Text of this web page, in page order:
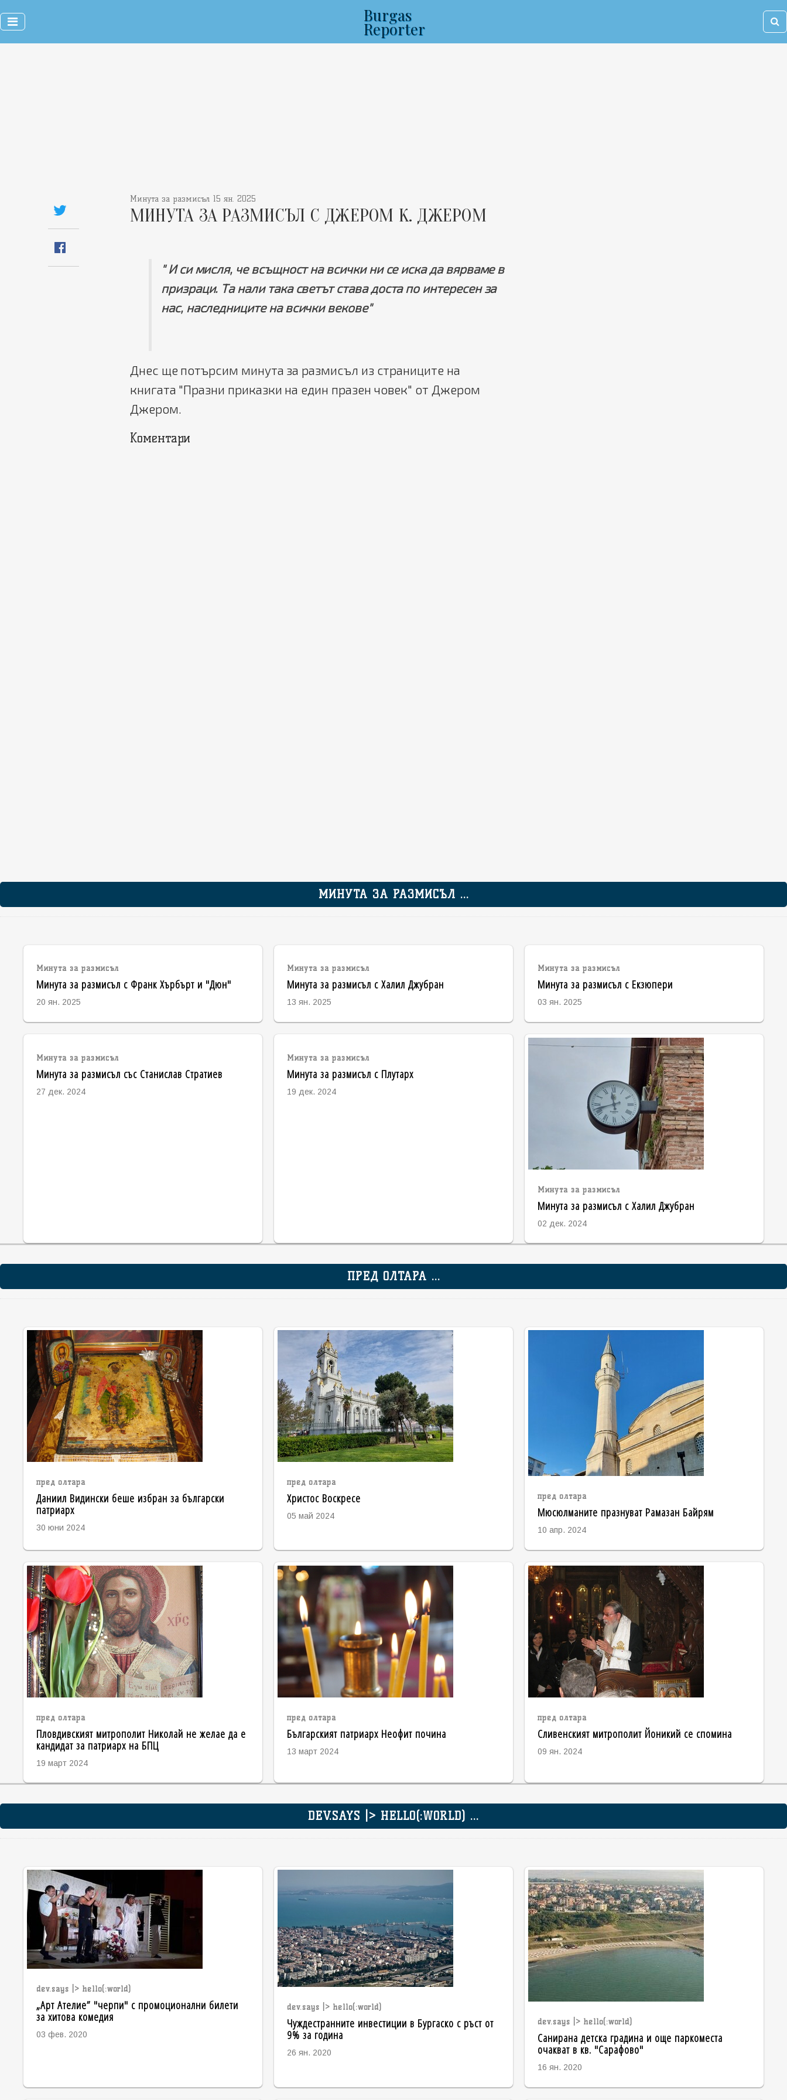
Burgas
Reporter
Минута за размисъл 15 ян. 2025
МИНУТА ЗА РАЗМИСЪЛ С ДЖЕРОМ К. ДЖЕРОМ
" И си мисля, че всъщност на всички ни се иска да вярваме в
призраци. Та нали така светът става доста по интересен за
нас, наследниците на всички векове"
Днес ще потърсим минута за размисъл из страниците на
книгата "Празни приказки на един празен човек" от Джером
Джером.
Коментари
МИНУТА ЗА РАЗМИСЪЛ ...
Минута за размисъл
Минута за размисъл с Франк Хърбърт и "Дюн"
20 ян. 2025
Минута за размисъл
Минута за размисъл с Халил Джубран
13 ян. 2025
Минута за размисъл
Минута за размисъл с Екзюпери
03 ян. 2025
Минута за размисъл
Минута за размисъл със Станислав Стратиев
27 дек. 2024
Минута за размисъл
Минута за размисъл с Плутарх
19 дек. 2024
Минута за размисъл
Минута за размисъл с Халил Джубран
02 дек. 2024
ПРЕД ОЛТАРА ...
пред олтара
Даниил Видински беше избран за български
патриарх
30 юни 2024
пред олтара
Христос Воскресе
05 май 2024
пред олтара
Мюсюлманите празнуват Рамазан Байрям
10 апр. 2024
пред олтара
Пловдивският митрополит Николай не желае да е
кандидат за патриарх на БПЦ
19 март 2024
пред олтара
Българският патриарх Неофит почина
13 март 2024
пред олтара
Сливенският митрополит Йоникий се спомина
09 ян. 2024
DEV.SAYS |> HELLO(:WORLD) ...
dev.says |> hello(:world)
„Арт Ателие” "черпи" с промоционални билети
за хитова комедия
03 фев. 2020
dev.says |> hello(:world)
Чуждестранните инвестиции в Бургаско с ръст от
9% за година
26 ян. 2020
dev.says |> hello(:world)
Санирана детска градина и още паркоместа
очакват в кв. "Сарафово"
16 ян. 2020